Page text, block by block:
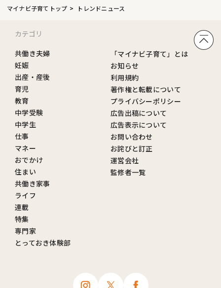
マイナビ子育てトップ トレンドニュース
カテゴリ
共働き夫婦
妊娠
出産・産後
育児
教育
中学受験
中学生
仕事
マネー
おでかけ
住まい
共働き家事
ライフ
連載
特集
専門家
とっておき体験部
「マイナビ子育て」とは
お知らせ
利用規約
著作権と転載について
プライバシーポリシー
広告出稿について
広告表示について
お問い合わせ
お詫びと訂正
運営会社
監修者一覧